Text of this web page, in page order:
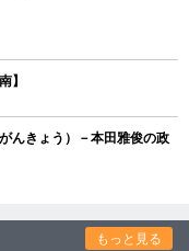
】
んきょう）－本田雅俊の政
もっと見る